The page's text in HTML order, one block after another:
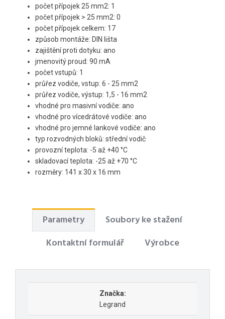
počet přípojek 25 mm2: 1
počet přípojek > 25 mm2: 0
počet přípojek celkem: 17
způsob montáže: DIN lišta
zajištění proti dotyku: ano
jmenovitý proud: 90 mA
počet vstupů: 1
průřez vodiče, vstup: 6 - 25 mm2
průřez vodiče, výstup: 1,5 - 16 mm2
vhodné pro masivní vodiče: ano
vhodné pro vícedrátové vodiče: ano
vhodné pro jemné lankové vodiče: ano
typ rozvodných bloků: střední vodič
provozní teplota: -5 až +40 °C
skladovací teplota: -25 až +70 °C
rozměry: 141 x 30 x 16 mm
Parametry
Soubory ke stažení
Kontaktní formulář
Výrobce
Značka:
Legrand